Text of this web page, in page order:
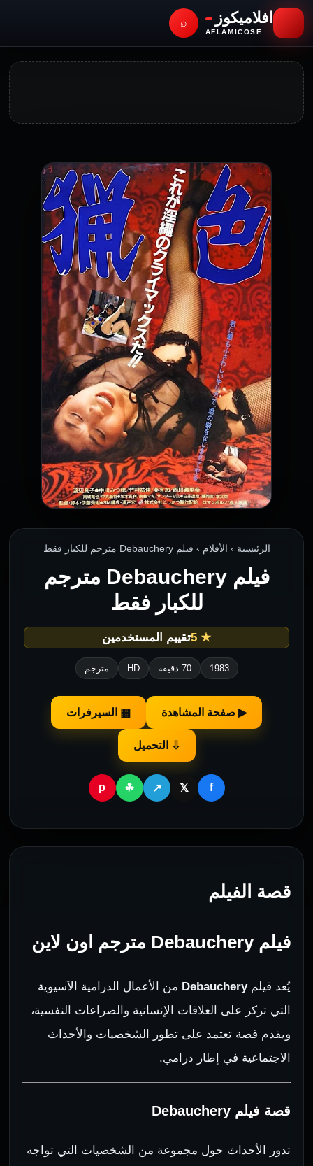
افلاميكوز
AFLAMICOSE
⌕
الرئيسية › الأفلام › فيلم Debauchery مترجم للكبار فقط
فيلم Debauchery مترجم
للكبار فقط
★ 5 تقييم المستخدمين
1983 70 دقيقة HD مترجم
▶ صفحة المشاهدة ▦ السيرفرات
⇩ التحميل
f
𝕏
↗
☘
p
قصة الفيلم
فيلم Debauchery مترجم اون لاين
يُعد فيلمDebauchery من الأعمال الدرامية الآسيوية
التي تركز على العلاقات الإنسانية والصراعات النفسية،
ويقدم قصة تعتمد على تطور الشخصيات والأحداث
الاجتماعية في إطار درامي.
قصة فيلم Debauchery
تدور الأحداث حول مجموعة من الشخصيات التي تواجه